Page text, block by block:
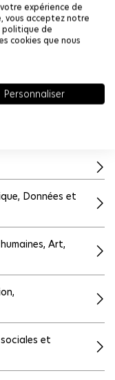
expérience de
vous acceptez notre
politique de
cookies que nous
Personnaliser
Données et
Art,
et